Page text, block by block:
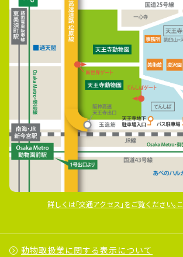
詳しくは｢交通アクセス｣をご覧ください｡
動物取扱業に関する表示について